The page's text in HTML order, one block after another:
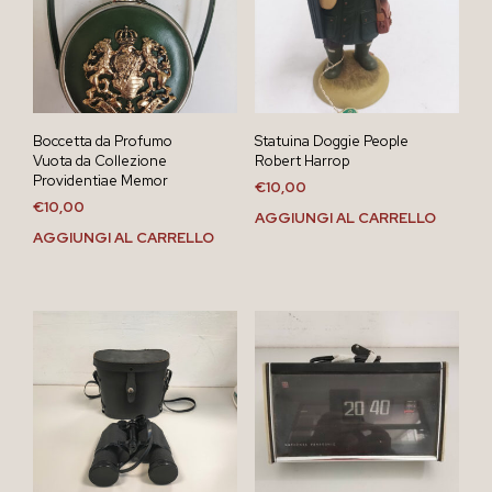
Boccetta da Profumo
Vuota da Collezione
Providentiae Memor
€10,00
AGGIUNGI AL CARRELLO
Statuina Doggie People
Robert Harrop
€10,00
AGGIUNGI AL CARRELLO